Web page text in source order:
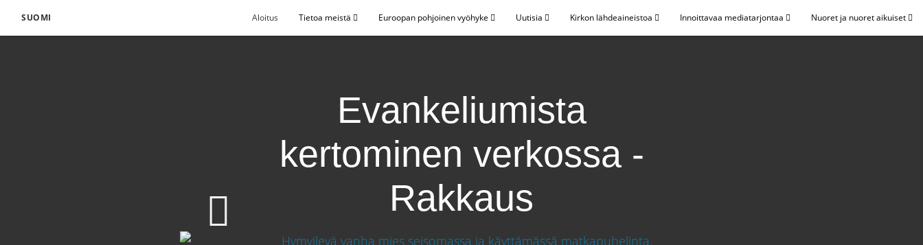
SUOMI Aloitus Tietoa meistä Euroopan pohjoinen vyöhyke Uutisia Kirkon lähdeaineistoa Innoittavaa mediatarjontaa Nuoret ja nuoret aikuiset
Evankeliumista
kertominen verkossa -
Rakkaus